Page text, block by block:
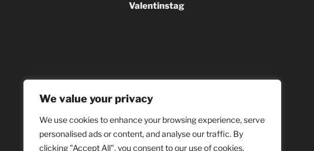
We value your privacy
We use cookies to enhance your browsing experience, serve
personalised ads or content, and analyse our traffic. By
clicking "Accept All", you consent to our use of cookies.
Valentinstag